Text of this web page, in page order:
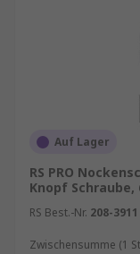
Auf Lager
RS PRO
Knopf
RS Best.-Nr. 208-3911
Zwischensumme (1